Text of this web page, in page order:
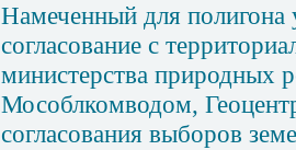
Намеченный для полигона
согласование с
министерства природных
Мособлкомводом,
согласования выборов